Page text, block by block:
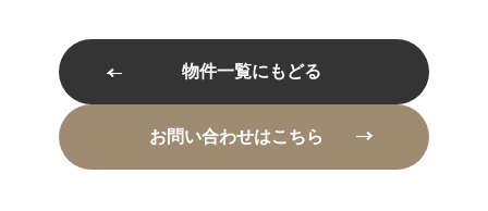
物件一覧にもどる
お問い合わせはこちら